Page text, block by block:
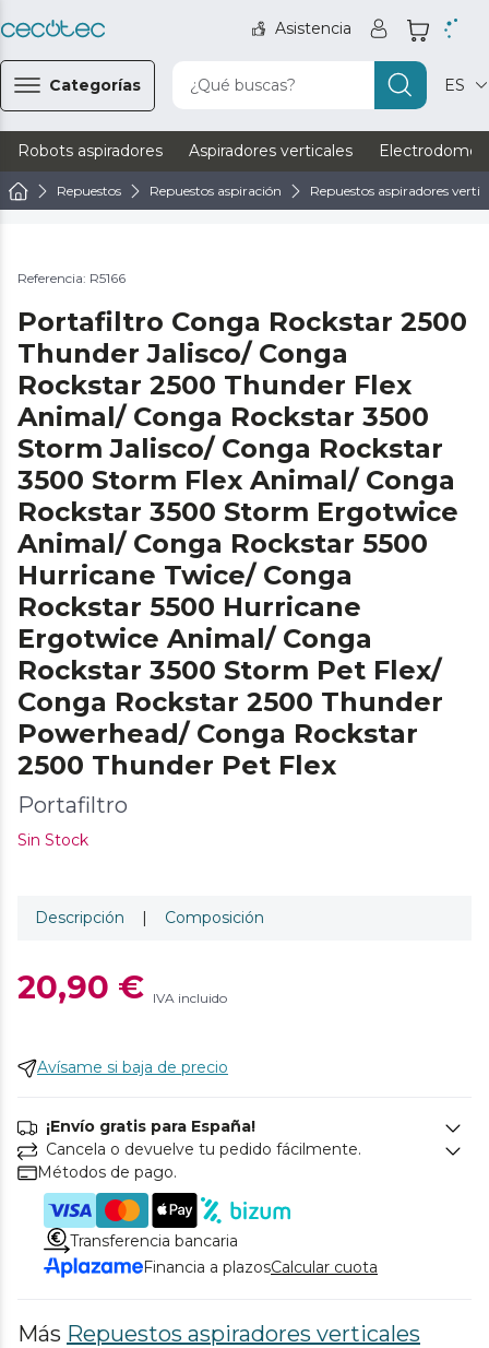
Asistencia
Categorías ¿Qué buscas? ES
Robots aspiradores Aspiradores verticales
Repuestos Repuestos aspiración Repuestos aspiradores
Referencia: R5166
Portafiltro Conga Rockstar 2500
Thunder Jalisco/ Conga
Rockstar 2500 Thunder Flex
Animal/ Conga Rockstar 3500
Storm Jalisco/ Conga Rockstar
3500 Storm Flex Animal/ Conga
Rockstar 3500 Storm Ergotwice
Animal/ Conga Rockstar 5500
Hurricane Twice/ Conga
Rockstar 5500 Hurricane
Ergotwice Animal/ Conga
Rockstar 3500 Storm Pet Flex/
Conga Rockstar 2500 Thunder
Powerhead/ Conga Rockstar
2500 Thunder Pet Flex
Portafiltro
Sin Stock
Descripción | Composición
20,90 € IVA incluido
Avísame si baja de precio
¡Envío gratis para España!
Cancela o devuelve tu pedido fácilmente.
Métodos de pago.
Transferencia bancaria
Financia a plazosCalcular cuota
Más Repuestos aspiradores verticales